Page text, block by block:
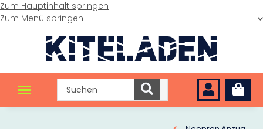
Zum Hauptinhalt springen
Zum Menü springen